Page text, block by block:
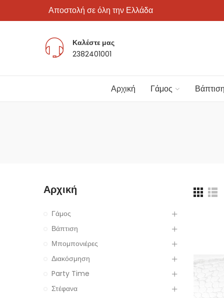
Αποστολή σε όλη την Ελλάδα
Καλέστε μας
2382401001
Αρχική Γάμος Βάπτιση
Αρχική
Γάμος
Βάπτιση
Μπομπονιέρες
Διακόσμηση
Party Time
Στέφανα